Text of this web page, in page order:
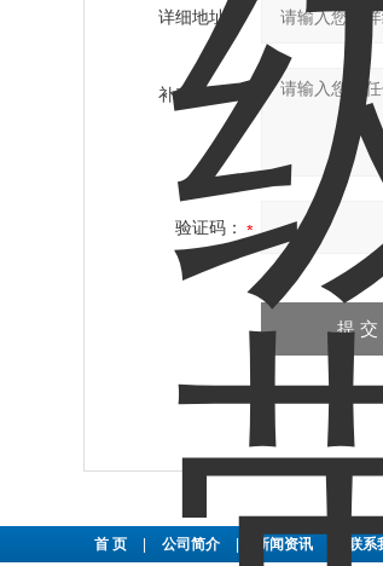
详细地址：
补充说明：
验证码：
首 页 公司简介 新闻资讯 联系